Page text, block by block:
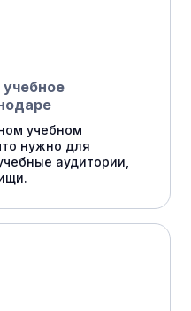
учебном
нужно для
аудитории,